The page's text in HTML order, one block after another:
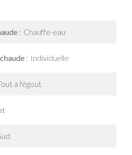
Chauffe-eau
Individuelle
à l'égout